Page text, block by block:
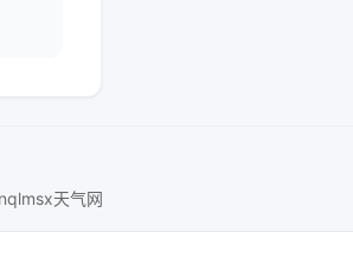
nqlmsx天气网